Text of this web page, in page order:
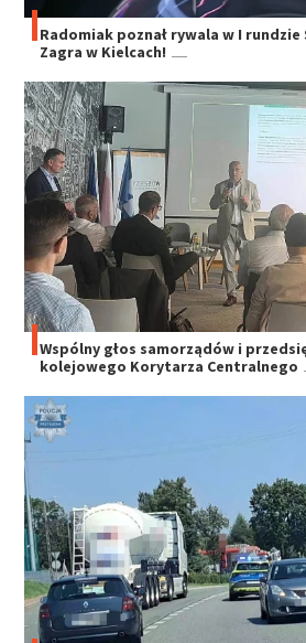
Radomiak poznał rywala w I rundzie
Zagra w Kielcach!
Wspólny głos samorządów i
kolejowego Korytarza Centralnego